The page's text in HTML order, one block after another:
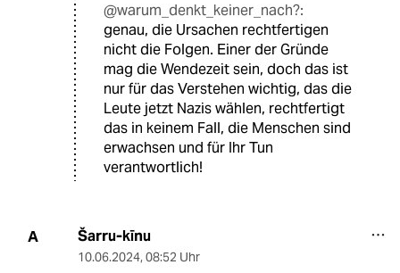
@warum_denkt_keiner_nach?:
genau, die Ursachen rechtfertigen
nicht die Folgen. Einer der Gründe
mag die Wendezeit sein, doch das ist
nur für das Verstehen wichtig, das die
Leute jetzt Nazis wählen, rechtfertigt
das in keinem Fall, die Menschen sind
erwachsen und für Ihr Tun
verantwortlich!
A Šarru-kīnu
10.06.2024, 08:52 Uhr